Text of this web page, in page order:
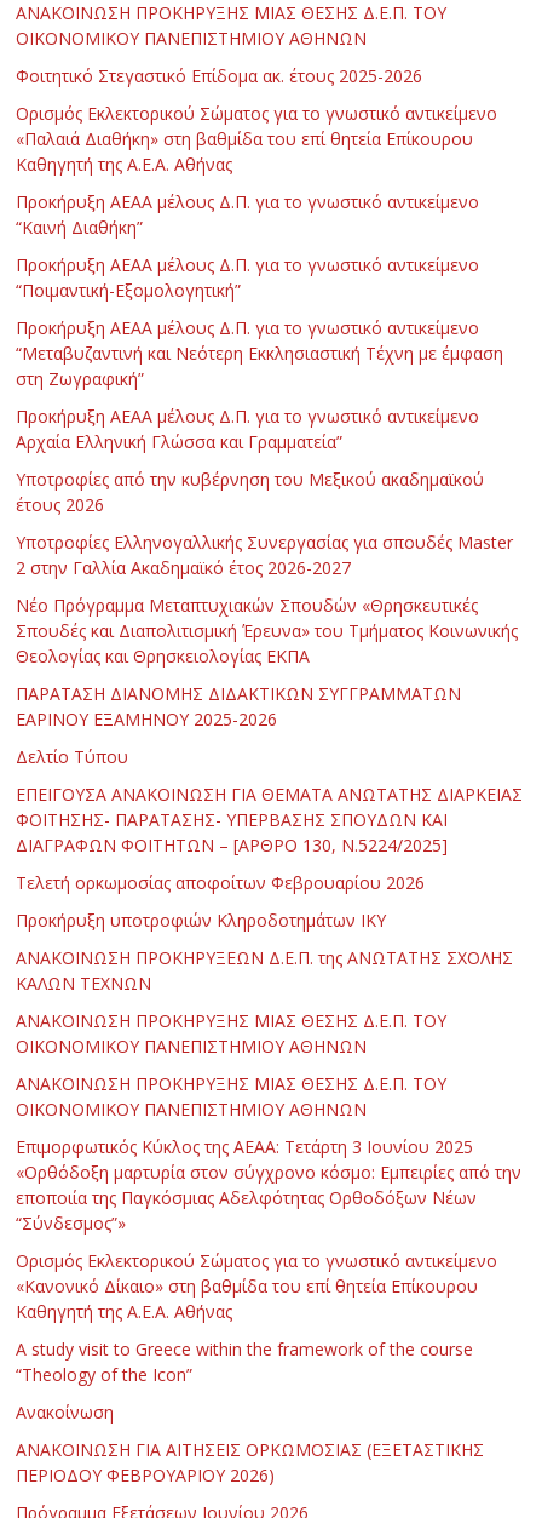
ΑΝΑΚΟΙΝΩΣΗ ΠΡΟΚΗΡΥΞΗΣ ΜΙΑΣ ΘΕΣΗΣ Δ.Ε.Π. ΤΟΥ
ΟΙΚΟΝΟΜΙΚΟΥ ΠΑΝΕΠΙΣΤΗΜΙΟΥ ΑΘΗΝΩΝ
Φοιτητικό Στεγαστικό Επίδομα ακ. έτους 2025-2026
Ορισμός Εκλεκτορικού Σώματος για το γνωστικό αντικείμενο
«Παλαιά Διαθήκη» στη βαθμίδα του επί θητεία Επίκουρου
Καθηγητή της Α.Ε.Α. Αθήνας
Προκήρυξη ΑΕΑΑ μέλους Δ.Π. για το γνωστικό αντικείμενο
“Καινή Διαθήκη”
Προκήρυξη ΑΕΑΑ μέλους Δ.Π. για το γνωστικό αντικείμενο
“Ποιμαντική-Εξομολογητική”
Προκήρυξη ΑΕΑΑ μέλους Δ.Π. για το γνωστικό αντικείμενο
“Μεταβυζαντινή και Νεότερη Εκκλησιαστική Τέχνη με έμφαση
στη Ζωγραφική”
Προκήρυξη ΑΕΑΑ μέλους Δ.Π. για το γνωστικό αντικείμενο
Αρχαία Ελληνική Γλώσσα και Γραμματεία”
Υποτροφίες από την κυβέρνηση του Μεξικού ακαδημαϊκού
έτους 2026
Υποτροφίες Ελληνογαλλικής Συνεργασίας για σπουδές Master
2 στην Γαλλία Ακαδημαϊκό έτος 2026-2027
Νέο Πρόγραμμα Μεταπτυχιακών Σπουδών «Θρησκευτικές
Σπουδές και Διαπολιτισμική Έρευνα» του Τμήματος Κοινωνικής
Θεολογίας και Θρησκειολογίας ΕΚΠΑ
ΠΑΡΑΤΑΣΗ ΔΙΑΝΟΜΗΣ ΔΙΔΑΚΤΙΚΩΝ ΣΥΓΓΡΑΜΜΑΤΩΝ
ΕΑΡΙΝΟΥ ΕΞΑΜΗΝΟΥ 2025-2026
Δελτίο Τύπου
ΕΠΕΙΓΟΥΣΑ ΑΝΑΚΟΙΝΩΣΗ ΓΙΑ ΘΕΜΑΤΑ ΑΝΩΤΑΤΗΣ ΔΙΑΡΚΕΙΑΣ
ΦΟΙΤΗΣΗΣ- ΠΑΡΑΤΑΣΗΣ- ΥΠΕΡΒΑΣΗΣ ΣΠΟΥΔΩΝ ΚΑΙ
ΔΙΑΓΡΑΦΩΝ ΦΟΙΤΗΤΩΝ – [ΑΡΘΡΟ 130, Ν.5224/2025]
Τελετή ορκωμοσίας αποφοίτων Φεβρουαρίου 2026
Προκήρυξη υποτροφιών Κληροδοτημάτων ΙΚΥ
ΑΝΑΚΟΙΝΩΣΗ ΠΡΟΚΗΡΥΞΕΩΝ Δ.Ε.Π. της ΑΝΩΤΑΤΗΣ ΣΧΟΛΗΣ
ΚΑΛΩΝ ΤΕΧΝΩΝ
ΑΝΑΚΟΙΝΩΣΗ ΠΡΟΚΗΡΥΞΗΣ ΜΙΑΣ ΘΕΣΗΣ Δ.Ε.Π. ΤΟΥ
ΟΙΚΟΝΟΜΙΚΟΥ ΠΑΝΕΠΙΣΤΗΜΙΟΥ ΑΘΗΝΩΝ
ΑΝΑΚΟΙΝΩΣΗ ΠΡΟΚΗΡΥΞΗΣ ΜΙΑΣ ΘΕΣΗΣ Δ.Ε.Π. ΤΟΥ
ΟΙΚΟΝΟΜΙΚΟΥ ΠΑΝΕΠΙΣΤΗΜΙΟΥ ΑΘΗΝΩΝ
Επιμορφωτικός Κύκλος της ΑΕΑΑ: Τετάρτη 3 Ιουνίου 2025
«Ορθόδοξη μαρτυρία στον σύγχρονο κόσμο: Εμπειρίες από την
εποποιία της Παγκόσμιας Αδελφότητας Ορθοδόξων Νέων
“Σύνδεσμος”»
Ορισμός Εκλεκτορικού Σώματος για το γνωστικό αντικείμενο
«Κανονικό Δίκαιο» στη βαθμίδα του επί θητεία Επίκουρου
Καθηγητή της Α.Ε.Α. Αθήνας
Α study visit to Greece within the framework of the course
“Theology of the Icon”
Ανακοίνωση
ΑΝΑΚΟΙΝΩΣΗ ΓΙΑ ΑΙΤΗΣΕΙΣ ΟΡΚΩΜΟΣΙΑΣ (ΕΞΕΤΑΣΤΙΚΗΣ
ΠΕΡΙΟΔΟΥ ΦΕΒΡΟΥΑΡΙΟΥ 2026)
Πρόγραμμα Εξετάσεων Ιουνίου 2026